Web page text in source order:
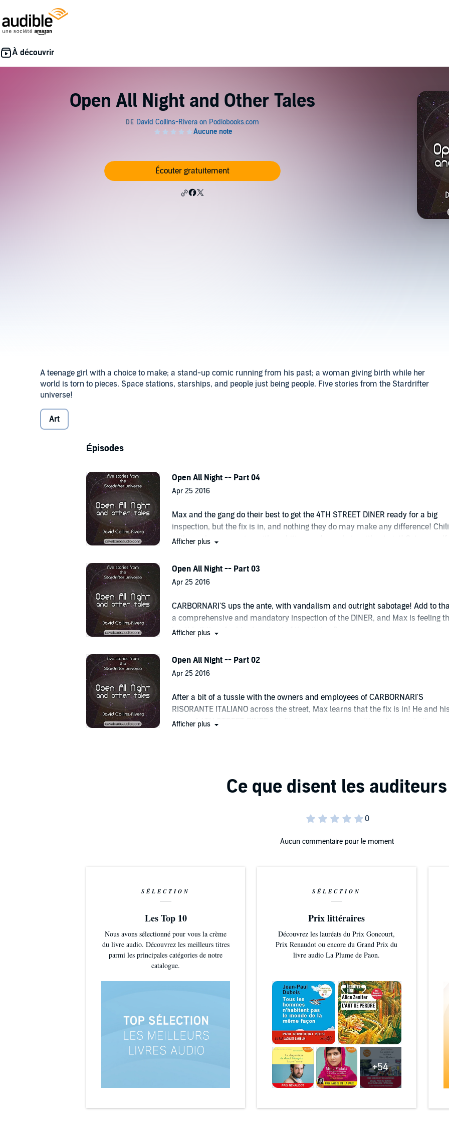
Open All Night and Other Tales
Écouter gratuitement
A teenage girl with a choice to make; a stand-up comic running from his past; a woman giving birth while her
world is torn to pieces. Space stations, starships, and people just being people. Five stories from the Stardrifter
universe!
Art
Épisodes
Open All Night -- Part 04
Apr 25 2016
Max and the gang do their best to get the 4TH STREET DINER ready for a big
inspection, but the fix is in, and nothing they do may make any difference! Chili
with crackers, enemies with ambition, and nanobots with a twist! Get yourself a
Afficher plus
Open All Night -- Part 03
Apr 25 2016
CARBORNARI'S ups the ante, with vandalism and outright sabotage! Add to
a comprehensive and mandatory inspection of the DINER, and Max is feeling
heat! Is it time for him to get out of the kitchen?
Afficher plus
Open All Night -- Part 02
Apr 25 2016
After a bit of a tussle with the owners and employees of CARBORNARI'S
RISORANTE ITALIANO across the street, Max learns that the fix is in! He and his
crew of 4TH STREET DINER misfits have to come up with a plan to win the
Afficher plus
Aucun commentaire pour le moment
SÉLECTION
Les Top 10
Nous avons sélectionné pour vous la crème
du livre audio. Découvrez les meilleurs titres
parmi les principales catégories de notre
catalogue.
SÉLECTION
Prix littéraires
Découvrez les lauréats du Prix Goncourt,
Prix Renaudot ou encore du Grand Prix du
livre audio La Plume de Paon.
+54